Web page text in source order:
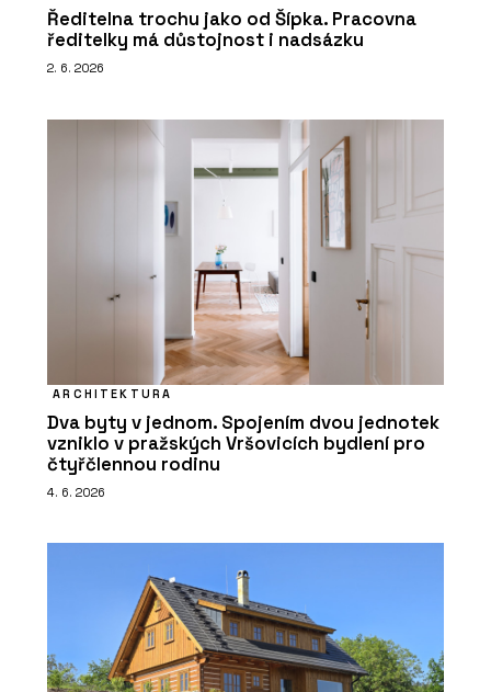
Ředitelna trochu jako od Šípka. Pracovna
ředitelky má důstojnost i nadsázku
2. 6. 2026
ARCHITEKTURA
Dva byty v jednom. Spojením dvou jednotek
vzniklo v pražských Vršovicích bydlení pro
čtyřčlennou rodinu
4. 6. 2026